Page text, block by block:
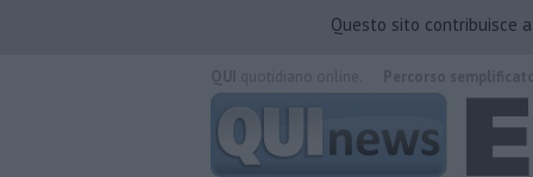
Questo sito contribuisce